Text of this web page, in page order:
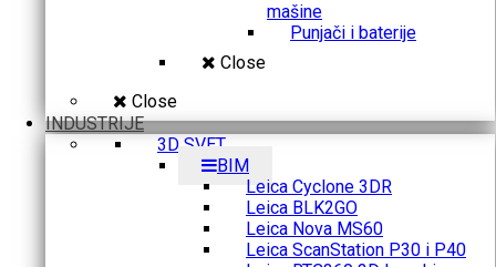
mašine
Punjači i baterije
Close
Close
INDUSTRIJE
3D SVET
BIM
Leica Cyclone 3DR
Leica BLK2GO
Leica Nova MS60
Leica ScanStation P30 i P40